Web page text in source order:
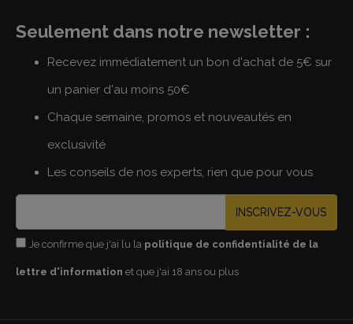
Seulement dans notre newsletter :
Recevez immédiatement un bon d'achat de 5€ sur
un panier d'au moins 50€
Chaque semaine, promos et nouveautés en
exclusivité
Les conseils de nos experts, rien que pour vous
INSCRIVEZ-VOUS
Je confirme que j'ai lu la politique de confidentialité de la
lettre d'information et que j'ai 18 ans ou plus